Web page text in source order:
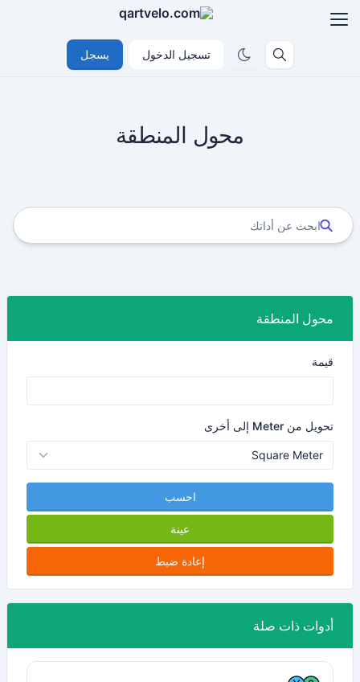
تسجيل الدخول يسجل
محول المنطقة
محول المنطقة
قيمة
تحويل من Meter إلى أخرى
احسب
عينة
إعادة ضبط
أدوات ذات صلة